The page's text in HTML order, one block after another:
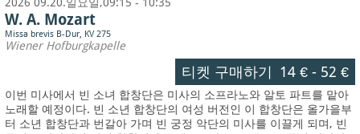
W. A. Mozart
Missa brevis B-Dur, KV 275
Wiener Hofburgkapelle
티켓 구매하기 14 €- 52 €
이번 미사에서 빈 소녀 합창단은 미사의 소프라노와 알토 파트를 맡아
노래할 예정이다. 빈 소년 합창단의 여성 버전인 이 합창단은 올가을부
터 소년 합창단과 번갈아 가며 빈 궁정 악단의 미사를 이끌게 되며, 빈